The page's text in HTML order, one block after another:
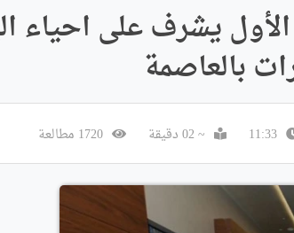
يشرف على احياء
بالعاصمة
11:33 ~ 02 دقيقة 1720 مطالعة